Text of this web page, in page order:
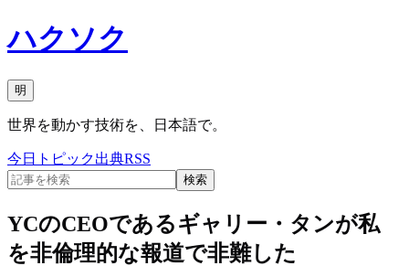
ハクソク
明
世界を動かす技術を、日本語で。
今日 トピック出典RSS
検索
YCのCEOであるギャリー・タンが私
を非倫理的な報道で非難した